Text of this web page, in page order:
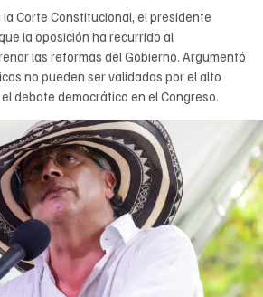
la Corte Constitucional, el presidente
la oposición ha recurrido al
las reformas del Gobierno. Argumentó
no pueden ser validadas por el alto
debate democrático en el Congreso.